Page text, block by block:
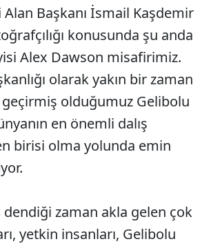
Başkanı İsmail Kaşdemir
konusunda şu anda
Alex Dawson misafirimiz.
olarak yakın bir zaman
olduğumuz Gelibolu
en önemli dalış
birisi olma yolunda emin
dendiği zaman akla gelen çok
yetkin insanları, Gelibolu